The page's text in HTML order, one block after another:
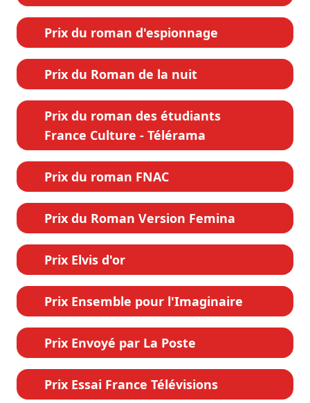
Prix du roman d'espionnage
Prix du Roman de la nuit
Prix du roman des étudiants
France Culture - Télérama
Prix du roman FNAC
Prix du Roman Version Femina
Prix Elvis d'or
Prix Ensemble pour l'Imaginaire
Prix Envoyé par La Poste
Prix Essai France Télévisions